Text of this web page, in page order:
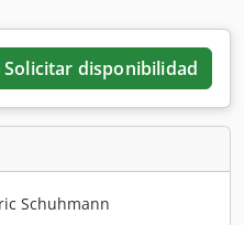
Solicitar disponibilidad
Schuhmann